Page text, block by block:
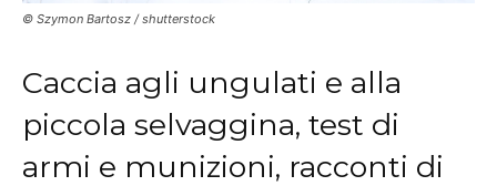
© Szymon Bartosz / shutterstock
Caccia agli ungulati e alla
piccola selvaggina, test di
armi e munizioni, racconti di